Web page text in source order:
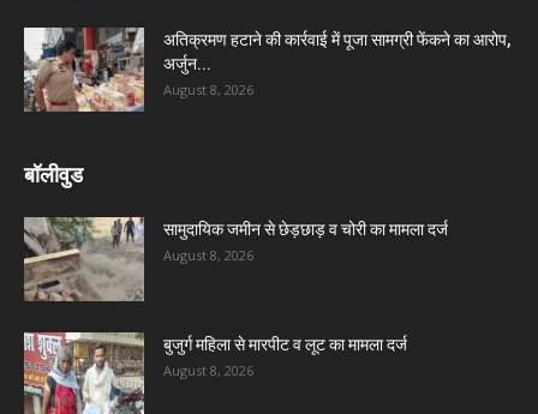
अतिक्रमण हटाने की कार्रवाई में पूजा सामग्री फेंकने का आरोप,
अर्जुन...
August 8, 2026
बॉलीवुड
सामुदायिक जमीन से छेड़छाड़ व चोरी का मामला दर्ज
August 8, 2026
बुजुर्ग महिला से मारपीट व लूट का मामला दर्ज
August 8, 2026